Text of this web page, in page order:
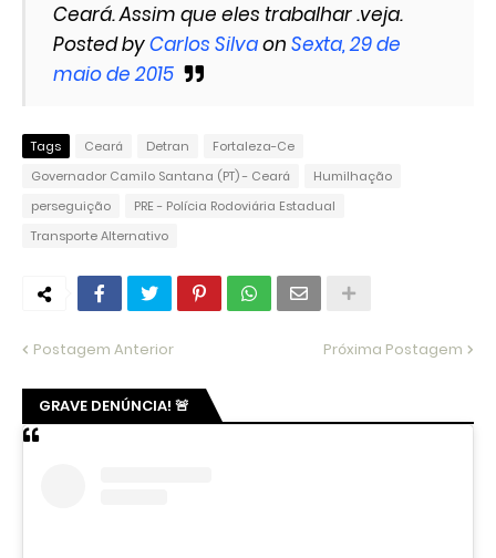
Ceará. Assim que eles trabalhar .veja.
Posted byCarlos Silvaon Sexta, 29 de
maio de 2015
Tags Ceará Detran
Fortaleza-Ce
Governador Camilo Santana (PT) - Ceará
Humilhação
perseguição
PRE - Polícia Rodoviária Estadual
Transporte Alternativo
Postagem Anterior Próxima Postagem
GRAVE DENÚNCIA! 🚨